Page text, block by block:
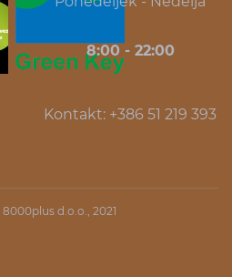
8:00 - 22:00
Kontakt: +386 51 219 393
8000plus d.o.o., 2021